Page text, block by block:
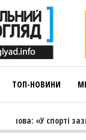
ТОП-НОВИНИ
«У спорті